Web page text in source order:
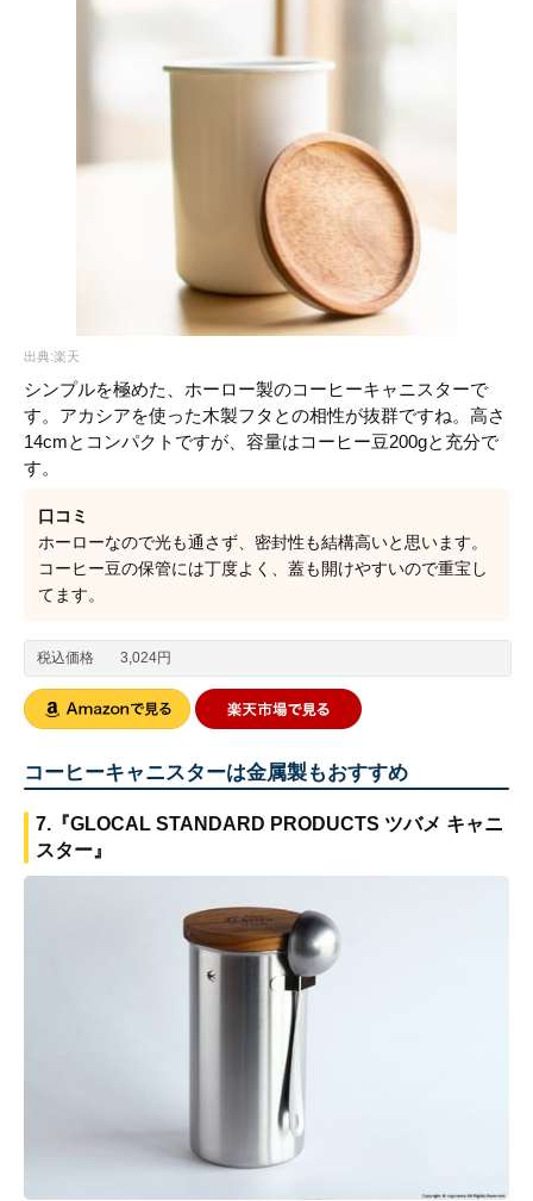
出典:楽天
シンプルを極めた、ホーロー製のコーヒーキャニスターで
す。アカシアを使った木製フタとの相性が抜群ですね。高さ
14cmとコンパクトですが、容量はコーヒー豆200gと充分で
す。
口コミ
ホーローなので光も通さず、密封性も結構高いと思います。
コーヒー豆の保管には丁度よく、蓋も開けやすいので重宝し
てます。
税込価格 3,024円
コーヒーキャニスターは金属製もおすすめ
7.『GLOCAL STANDARD PRODUCTS ツバメ キャニ
スター』